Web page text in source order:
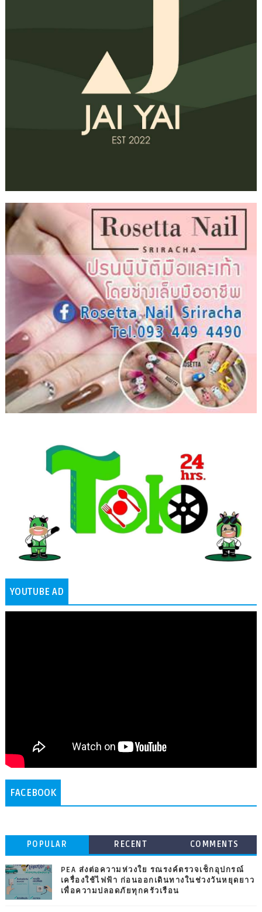
YOUTUBE AD
FACEBOOK
POPULAR RECENT COMMENTS
PEA ส่งต่อความห่วงใย รณรงค์ตรวจเช็กอุปกรณ์
เครื่องใช้ไฟฟ้า ก่อนออกเดินทางในช่วงวันหยุดยาว
เพื่อความปลอดภัยทุกครัวเรือน